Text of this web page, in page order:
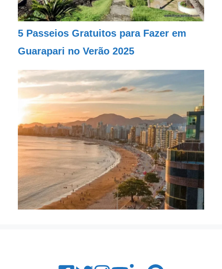
5 Passeios Gratuitos para Fazer em
Guarapari no Verão 2025